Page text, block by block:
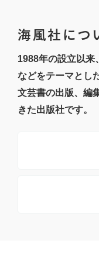
海風社につ
1988年の設立以来
などをテーマとし
文芸書の出版、編
きた出版社です。